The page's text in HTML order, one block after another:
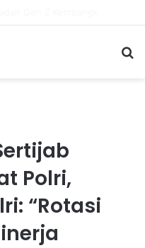
Polri,
“Rotasi